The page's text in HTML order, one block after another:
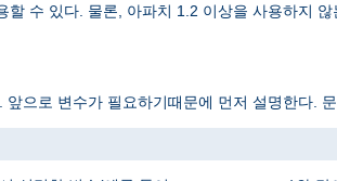
수 있다. 물론, 아파치 1.2 이상을 사용하지
으로 변수가 필요하기때문에 먼저 설명한다.